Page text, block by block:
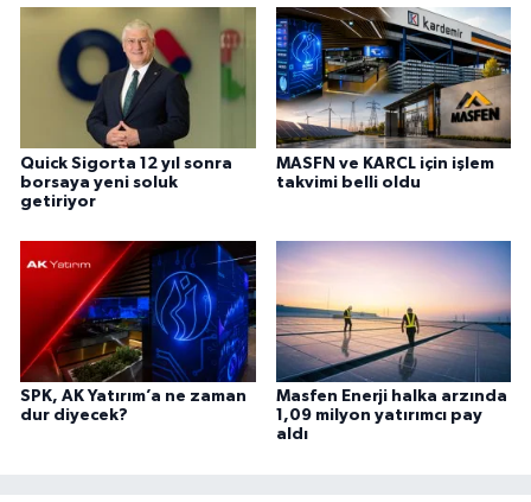
Quick Sigorta 12 yıl sonra
borsaya yeni soluk
getiriyor
MASFN ve KARCL için işlem
takvimi belli oldu
SPK, AK Yatırım’a ne zaman
dur diyecek?
Masfen Enerji halka arzında
1,09 milyon yatırımcı pay
aldı